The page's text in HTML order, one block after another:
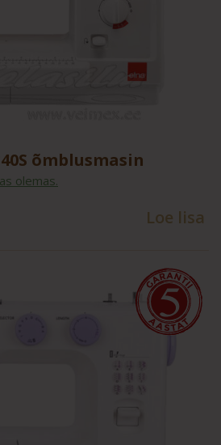
õmblusmasin
olemas.
Loe lisa